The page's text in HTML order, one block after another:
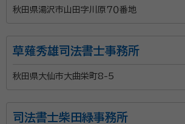
秋田県湯沢市山田字川原７０番地
草薙秀雄司法書士事務所
秋田県大仙市大曲栄町8-5
司法書士柴田緑事務所